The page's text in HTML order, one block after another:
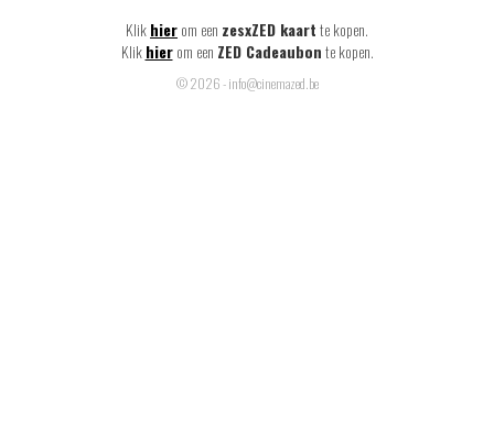
Klikhierom een zesxZED kaartte kopen.
Klik hier om een ZED Cadeaubonte kopen.
© 2026 - info@cinemazed.be